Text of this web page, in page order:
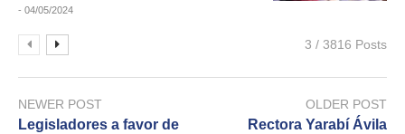
- 04/05/2024
3 / 3816 Posts
NEWER POST
Legisladores a favor de
OLDER POST
Rectora Yarabí Ávila